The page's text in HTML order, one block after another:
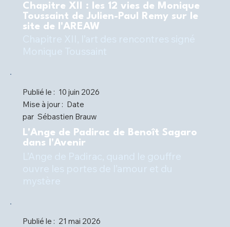
Chapitre XII : les 12 vies de Monique
Toussaint de Julien-Paul Remy sur le
site de l'AREAW
Publié le : 10 juin 2026
Mise à jour : Date
par Sébastien Brauw
L'Ange de Padirac de Benoît Sagaro
dans l'Avenir
Publié le : 21 mai 2026